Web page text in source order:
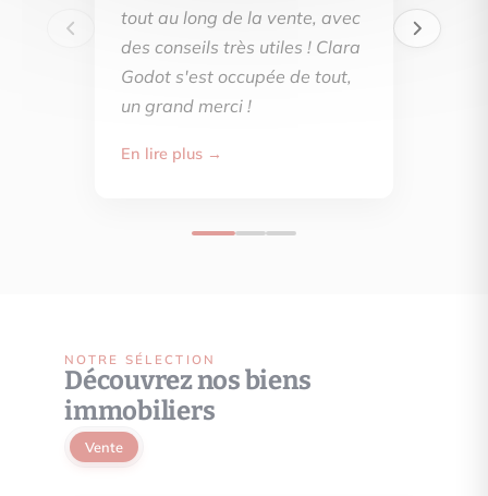
tout au long de la vente, avec
des conseils très utiles ! Clara
Godot s'est occupée de tout,
un grand merci !
En lire plus →
NOTRE SÉLECTION
Découvrez nos biens
immobiliers
Vente